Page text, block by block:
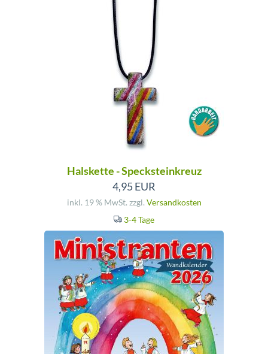
Halskette - Specksteinkreuz
4,95 EUR
inkl. 19 % MwSt. zzgl. Versandkosten
3-4 Tage